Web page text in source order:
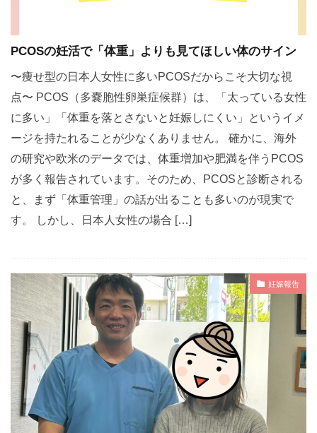
PCOSの妊活で「体重」よりも見てほしい体のサイン
〜痩せ型の日本人女性に多いPCOSだからこそ大切な視
点〜 PCOS（多嚢胞性卵巣症候群）は、「太っている女性
に多い」「体重を落とさないと妊娠しにくい」というイメ
ージを持たれることが少なくありません。 確かに、海外
の研究や欧米のデータでは、体重増加や肥満を伴うPCOS
が多く報告されています。そのため、PCOSと診断される
と、まず「体重管理」の話が出ることも多いのが現実で
す。 しかし、日本人女性の場合 […]
妊娠報告